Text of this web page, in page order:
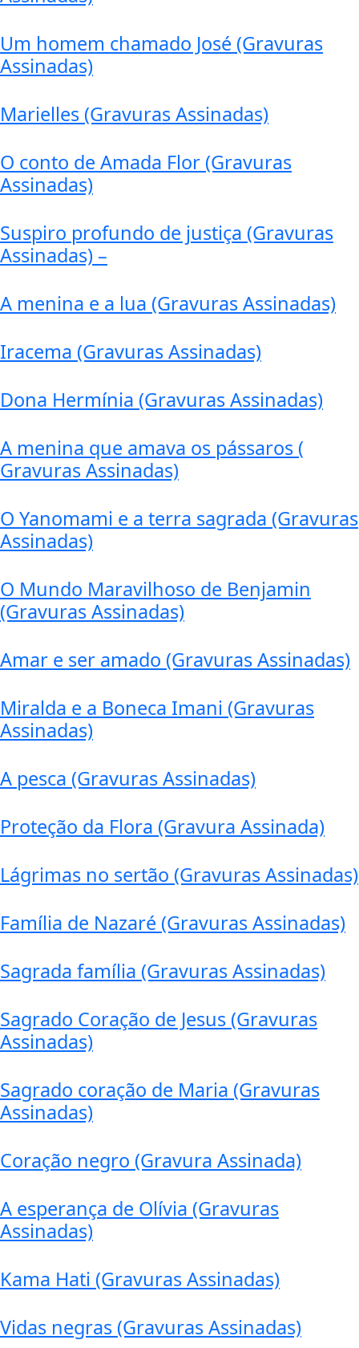
Um homem chamado José (Gravuras
Assinadas)
Marielles (Gravuras Assinadas)
O conto de Amada Flor (Gravuras
Assinadas)
Suspiro profundo de justiça (Gravuras
Assinadas) –
A menina e a lua (Gravuras Assinadas)
Iracema (Gravuras Assinadas)
Dona Hermínia (Gravuras Assinadas)
A menina que amava os pássaros (
Gravuras Assinadas)
O Yanomami e a terra sagrada (Gravuras
Assinadas)
O Mundo Maravilhoso de Benjamin
(Gravuras Assinadas)
Amar e ser amado (Gravuras Assinadas)
Miralda e a Boneca Imani (Gravuras
Assinadas)
A pesca (Gravuras Assinadas)
Proteção da Flora (Gravura Assinada)
Lágrimas no sertão (Gravuras Assinadas)
Família de Nazaré (Gravuras Assinadas)
Sagrada família (Gravuras Assinadas)
Sagrado Coração de Jesus (Gravuras
Assinadas)
Sagrado coração de Maria (Gravuras
Assinadas)
Coração negro (Gravura Assinada)
A esperança de Olívia (Gravuras
Assinadas)
Kama Hati (Gravuras Assinadas)
Vidas negras (Gravuras Assinadas)